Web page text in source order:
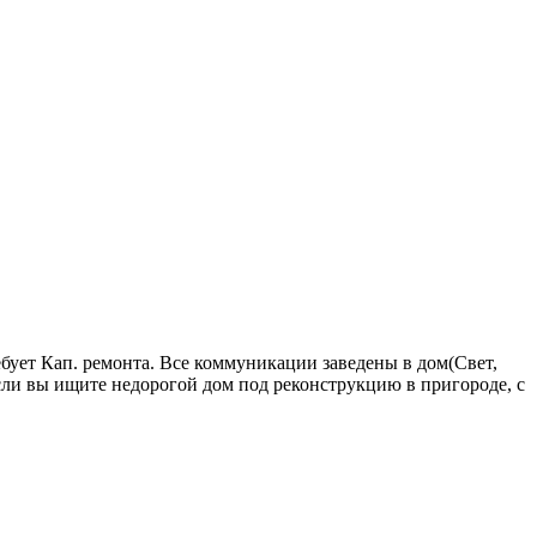
Кап. ремонта. Все коммуникации заведены в дом(Свет,
вы ищите недорогой дом под реконструкцию в пригороде, с